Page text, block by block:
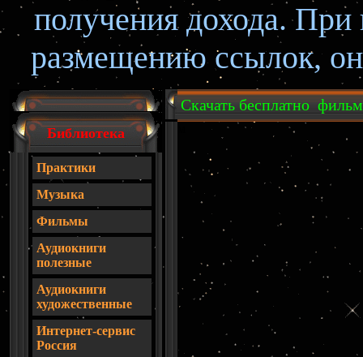
получения дохода. При
размещению ссылок,
Библиотека
Практики
Музыка
Фильмы
Аудиокниги
полезные
Аудиокниги
художественные
Интернет-сервис
Россия
Скачать бесплатно фильм